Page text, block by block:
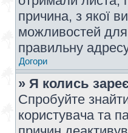
причина, з якої
можливостей
правильну
Догори
» Я колись
Спробуйте
користувача та